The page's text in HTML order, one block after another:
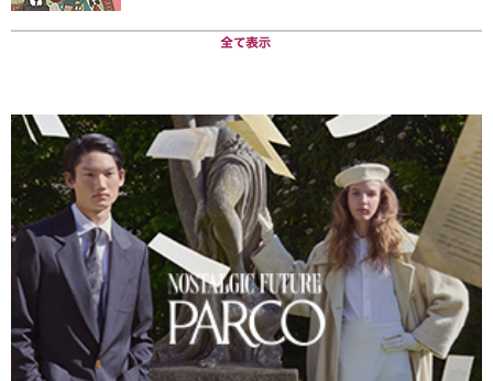
同店が位置する道玄坂2丁目交差点付近は、ふと気がつくと、老
ロンチェーン店などが集積。通行人も10代から50〜60代までと
幅広く、ここ数年の間に、どこか“駅前”を思わせる不思議なエリ
アと化してしまった。
「オタク向けと思われがちですが、そうでもないんですよ
（笑）。仕事帰りのビジネスマンや家族連れ、小中高生などにも
利用していただけるような、弊社の社長がいうところの“ちょっ
とマニアックなTSUTAYA”を目指しています」（平光さん）。